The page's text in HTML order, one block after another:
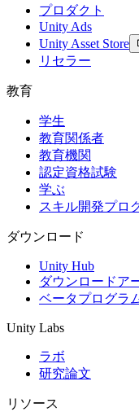
Unity で宣伝
Unity で
活用事例
モバイルゲーム
Unity でモバイル向け
インディーゲーム
少人数のチームで大
XR ゲーム
XR ゲームを複数プラ
マルチプレイヤーゲー
マルチプレイヤーゲー
ブログ
更新情報、情報、技術
お知らせ
ニュース、ストーリー
認定教材
Unityのマスタリーを証
プロダクト
Unity Ads
Unity Asset Store
リセラー
教育
学生
教育関係者
教育機関
認定資格試験
学ぶ
スキル開発プロ
ダウンロード
Unity Hub
ダウンロードア
ベータプログラ
Unity Labs
ラボ
研究論文
リソース